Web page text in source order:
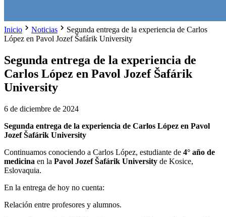
Inicio Noticias
Segunda entrega de la experiencia de Carlos
López en Pavol Jozef Šafárik University
Segunda entrega de la experiencia de
Carlos López en Pavol Jozef Šafárik
University
6 de diciembre de 2024
Segunda entrega de la experiencia de Carlos López en Pavol
Jozef Šafárik University
Continuamos conociendo a Carlos López, estudiante de 4° año de
medicina en la Pavol Jozef Šafárik University de Kosice,
Eslovaquia.
En la entrega de hoy no cuenta:
Relación entre profesores y alumnos.